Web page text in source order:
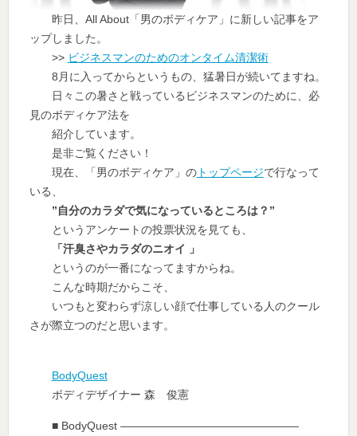
昨日、All About「男のボディケア」に新しい記事をア
ップしました。
>> ビジネスマンのためのオンタイム清潔術
8月に入ってからというもの、猛暑日が続いてますね。
日々この暑さと戦っているビジネスマンのために、必
見のボディケア法を
紹介しています。
是非ご覧ください！
現在、「男のボディケア」のトップページで行なって
いる、
”自分のカラダで気になっているところは？”
というアンケートの投票状況を見ても、
「汗臭さやカラダのニオイ 」
というのが一番になってますからね。
こんな時期だからこそ、
いつもと変わらず涼しい顔で仕事している人のクール
さが際立つのだと思います。
BodyQuest
ボディデザイナー 森 俊憲
■ BodyQuest ————————————————